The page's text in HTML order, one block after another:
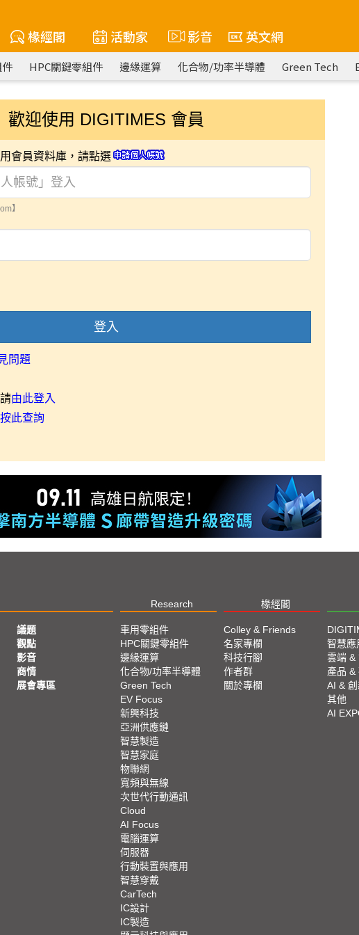
椽經閣 活動家 影音 英文網
HPC關鍵零組件 邊緣運算 化合物/功率半導體 Green Tech
歡迎使用 DIGITIMES 會員
會員資料庫，請點選
】
登入
問題
由此登入
按此查詢
Research 椽經閣
議題
觀點
影音
商情
展會專區
車用零組件
HPC關鍵零組件
邊緣運算
化合物/功率半導體
Green Tech
EV Focus
新興科技
亞洲供應鏈
智慧製造
智慧家庭
物聯網
寬頻與無線
次世代行動通訊
Cloud
AI Focus
電腦運算
伺服器
行動裝置與應用
智慧穿戴
CarTech
IC設計
IC製造
Colley & Friends
名家專欄
科技行腳
作者群
關於專欄
智慧應
雲端 &
產品 &
AI &
其他
AI